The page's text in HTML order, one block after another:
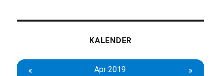
KALENDER
« Apr 2019 »